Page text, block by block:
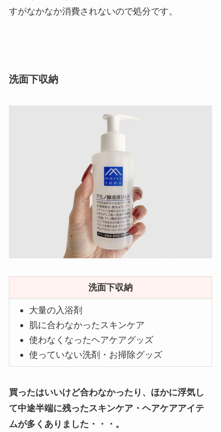
すがなかなか消費されないので処分です。
洗面下収納
洗面下収納
大量の入浴剤
肌に合わなかったスキンケア
使わなくなったヘアケアグッズ
使っていない洗剤・お掃除グッズ
買ったはいいけど合わなかったり、ほかに浮気し
て中途半端に残ったスキンケア・ヘアケアアイテ
ムが多くありました・・・。